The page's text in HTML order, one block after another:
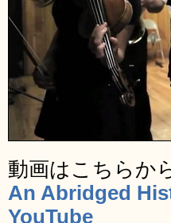
動画はこちらか
An Abridged
YouTube